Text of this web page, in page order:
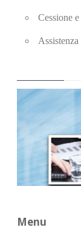
Cessione
Menu